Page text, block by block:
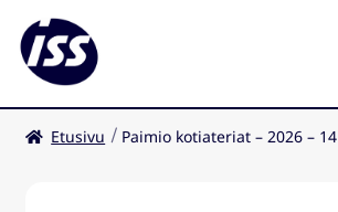
Ravintolat
Etusivu Paimio kotiateriat – 2026 – 14